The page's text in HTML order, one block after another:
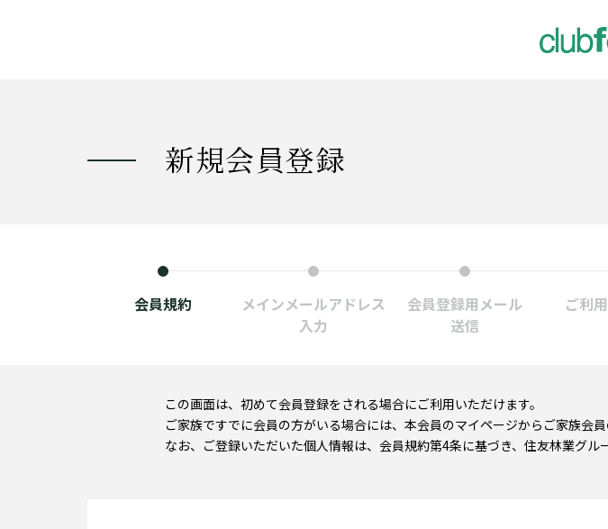
新規会員登録
会員規約
メインメールアドレス
入力
会員登録用メール
送信
ご利
この画面は、初めて会員登録をされる場合にご利用いただけます。
ご家族ですでに会員の方がいる場合には、本会員のマイページからご家族会員
なお、ご登録いただいた個人情報は、会員規約第4条に基づき、住友林業グル